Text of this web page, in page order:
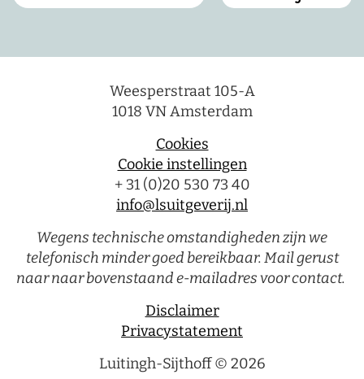
Weesperstraat 105-A
1018 VN Amsterdam
Cookies
Cookie instellingen
+ 31 (0)20 530 73 40
info@lsuitgeverij.nl
Wegens technische omstandigheden zijn we
telefonisch minder goed bereikbaar. Mail gerust
naar naar bovenstaand e-mailadres voor contact.
Disclaimer
Privacystatement
Luitingh-Sijthoff © 2026